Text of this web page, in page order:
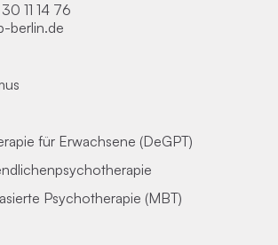
11 14 76
berlin.de
für Erwachsene (DeGPT)
Psychotherapie (MBT)